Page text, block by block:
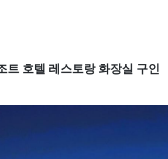
호텔 레스토랑 화장실 구인